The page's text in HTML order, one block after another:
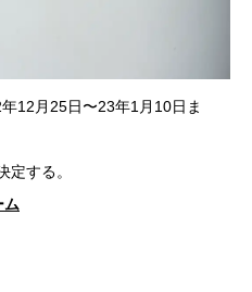
12月25日〜23年1月10日ま
定する。
ム